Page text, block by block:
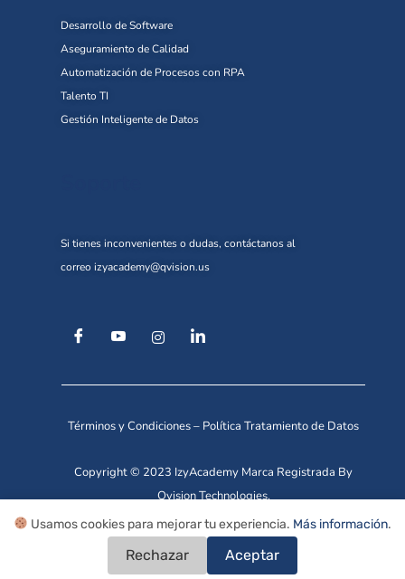
Desarrollo de Software
Aseguramiento de Calidad
Automatización de Procesos con RPA
Talento TI
Gestión Inteligente de Datos
Si tienes inconvenientes o dudas, contáctanos al
correo izyacademy@qvision.us
Términos y Condiciones– Política Tratamiento de Datos
Copyright © 2023 IzyAcademy Marca Registrada By
Qvision Technologies.
Usamos cookies para mejorar tu experiencia. Más información.
Rechazar Aceptar